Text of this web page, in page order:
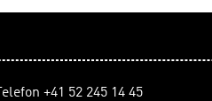
Telefon +41 52 245 14 45